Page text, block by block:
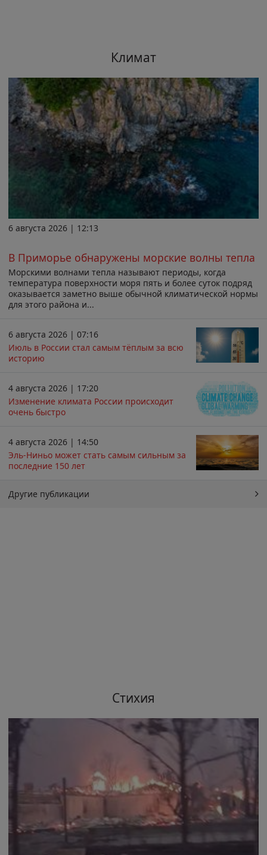
Климат
6 августа 2026 | 12:13
В Приморье обнаружены морские волны тепла
Морскими волнами тепла называют периоды, когда
температура поверхности моря пять и более суток подряд
оказывается заметно выше обычной климатической нормы
для этого района и...
6 августа 2026 | 07:16
Июль в России стал самым тёплым за всю
историю
4 августа 2026 | 17:20
Изменение климата России происходит
очень быстро
4 августа 2026 | 14:50
Эль-Ниньо может стать самым сильным за
последние 150 лет
Другие публикации
Стихия